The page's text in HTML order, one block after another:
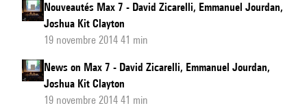
Nouveautés Max 7 - David Zicarelli, Emmanuel Jourdan,
Joshua Kit Clayton
19 novembre 2014 41 min
News on Max 7 - David Zicarelli, Emmanuel Jourdan,
Joshua Kit Clayton
19 novembre 2014 41 min